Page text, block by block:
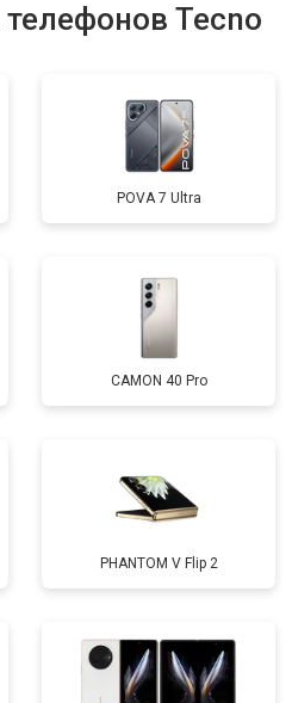
Tecno
POVA 7 Ultra
CAMON 40 Pro
PHANTOM V Flip 2